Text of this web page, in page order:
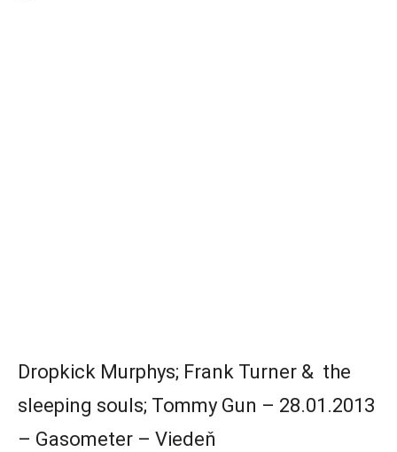
Dropkick Murphys; Frank Turner & the
sleeping souls; Tommy Gun – 28.01.2013
– Gasometer – Viedeň